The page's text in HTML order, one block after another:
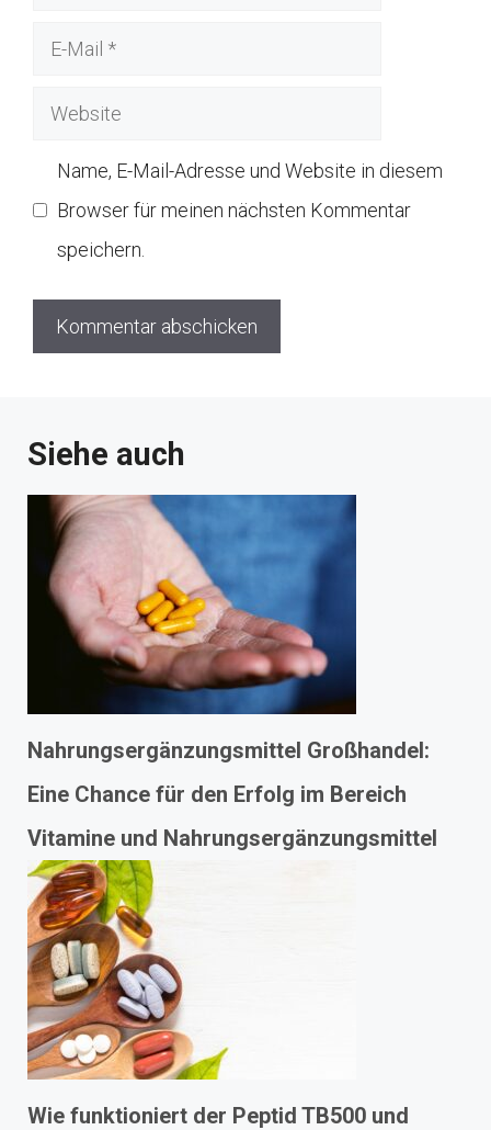
Website
Name, E-Mail-Adresse und Website in diesem
Browser für meinen nächsten Kommentar
speichern.
Siehe auch
Nahrungsergänzungsmittel Großhandel:
Eine Chance für den Erfolg im Bereich
Vitamine und Nahrungsergänzungsmittel
Wie funktioniert der Peptid TB500 und